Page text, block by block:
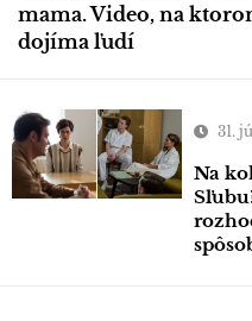
mama. Video, na
dojíma ľudí
31.
Na